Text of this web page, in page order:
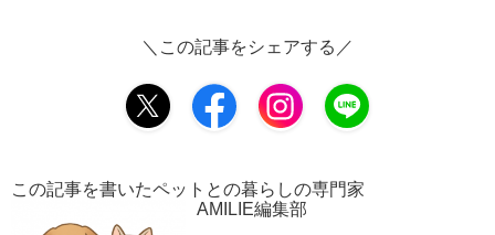
＼この記事をシェアする／
この記事を書いたペットとの暮らしの専門家
AMILIE編集部